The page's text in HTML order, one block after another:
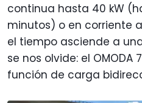
continua hasta 40 kW
minutos) o en corriente
el tiempo asciende a
se nos olvide: el OMODA
función de carga